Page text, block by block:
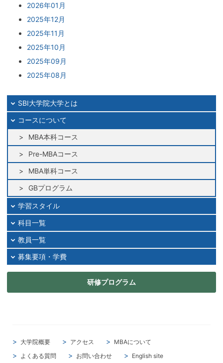
2026年01月
2025年12月
2025年11月
2025年10月
2025年09月
2025年08月
2025年06月
2025年05月
2025年04月
2025年03月
2025年02月
2025年01月
2024年12月
2024年11月
2024年10月
2024年09月
2024年08月
2024年07月
2024年06月
2024年01月
2023年12月
SBI大学院大学とは
コースについて
MBA本科コース
Pre-MBAコース
MBA単科コース
GBプログラム
学習スタイル
科目一覧
教員一覧
募集要項・学費
研修プログラム
大学院概要 アクセス
MBAについて
よくある質問
お問い合わせ English site